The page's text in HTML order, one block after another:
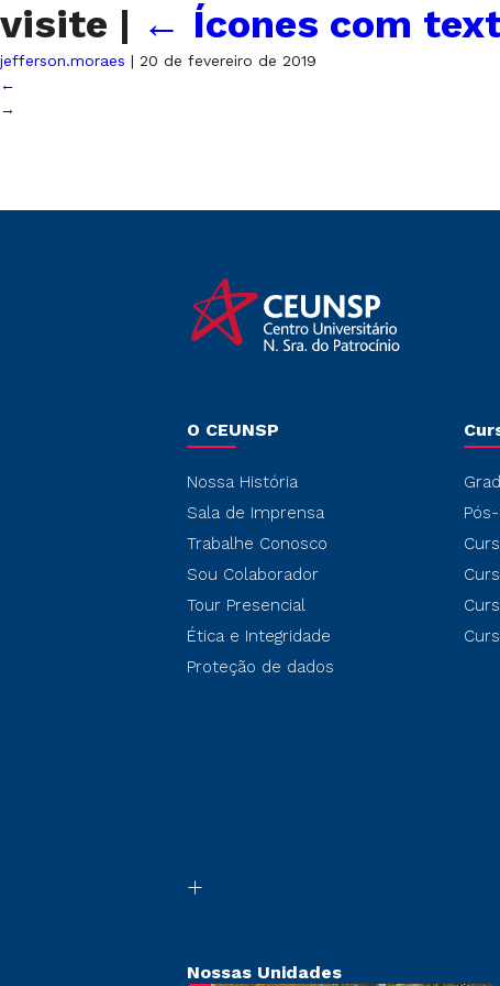
visite | ← Ícones com
jefferson.moraes | 20 de fevereiro de 2019
←
→
O CEUNSP
Nossa História
Sala de Imprensa
Trabalhe Conosco
Sou Colaborador
Tour Presencial
Ética e Integridade
Proteção de dados
Nossas Unidades